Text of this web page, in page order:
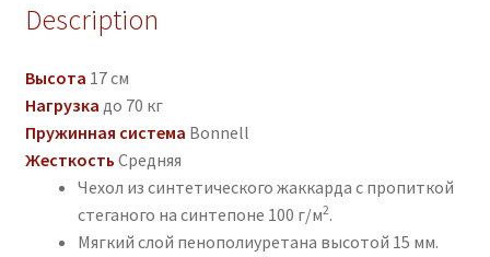
Description
Высота 17 см
Нагрузка до 70 кг
Пружинная система Bonnell
Жесткость Средняя
Чехол из синтетического жаккарда с пропиткой
стеганого на синтепоне 100 г/м2.
Мягкий слой пенополиуретана высотой 15 мм.